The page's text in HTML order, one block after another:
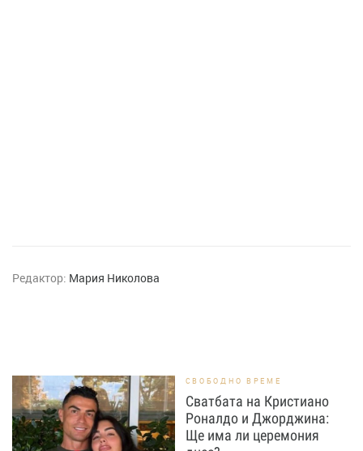
Редактор: Мария Николова
СВОБОДНО ВРЕМЕ
Сватбата на Кристиано
Роналдо и Джорджина:
Ще има ли церемония